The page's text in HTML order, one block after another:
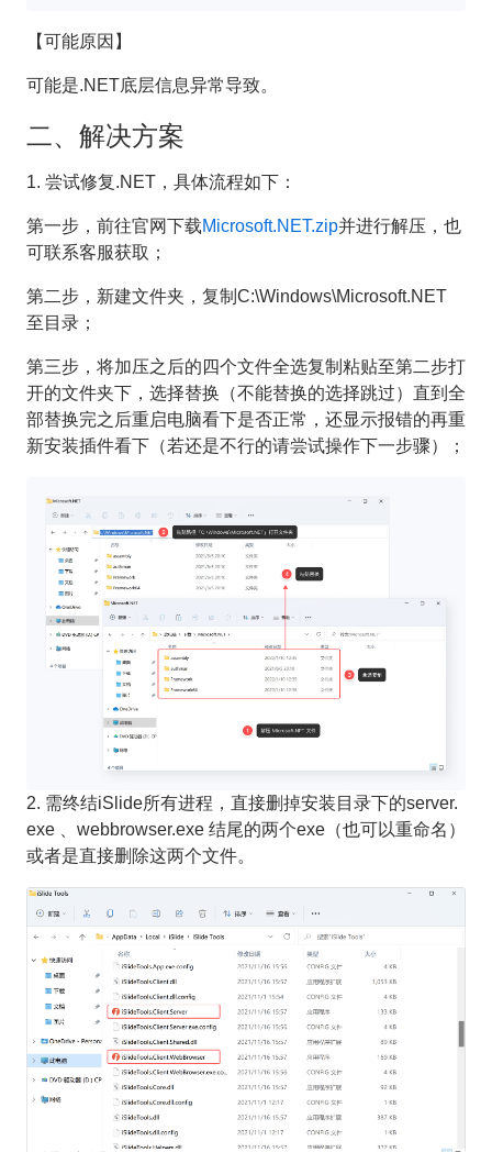
【可能原因】
可能是.NET底层信息异常导致。
二、解决方案
1. 尝试修复.NET，具体流程如下：
第一步，前往官网下载Microsoft.NET.zip并进行解压，也
可联系客服获取；
第二步，新建文件夹，复制C:\Windows\Microsoft.NET
至目录；
第三步，将加压之后的四个文件全选复制粘贴至第二步打
开的文件夹下，选择替换（不能替换的选择跳过）直到全
部替换完之后重启电脑看下是否正常，还显示报错的再重
新安装插件看下（若还是不行的请尝试操作下一步骤）；
2. 需终结iSlide所有进程，直接删掉安装目录下的server.
exe 、webbrowser.exe 结尾的两个exe（也可以重命名）
或者是直接删除这两个文件。